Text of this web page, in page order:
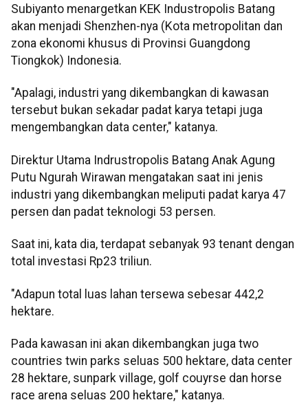
Subiyanto menargetkan KEK Industropolis Batang
akan menjadi Shenzhen-nya (Kota metropolitan dan
zona ekonomi khusus di Provinsi Guangdong
Tiongkok) Indonesia.
"Apalagi, industri yang dikembangkan di kawasan
tersebut bukan sekadar padat karya tetapi juga
mengembangkan data center," katanya.
Direktur Utama Indrustropolis Batang Anak Agung
Putu Ngurah Wirawan mengatakan saat ini jenis
industri yang dikembangkan meliputi padat karya 47
persen dan padat teknologi 53 persen.
Saat ini, kata dia, terdapat sebanyak 93 tenant dengan
total investasi Rp23 triliun.
"Adapun total luas lahan tersewa sebesar 442,2
hektare.
Pada kawasan ini akan dikembangkan juga two
countries twin parks seluas 500 hektare, data center
28 hektare, sunpark village, golf couyrse dan horse
race arena seluas 200 hektare," katanya.